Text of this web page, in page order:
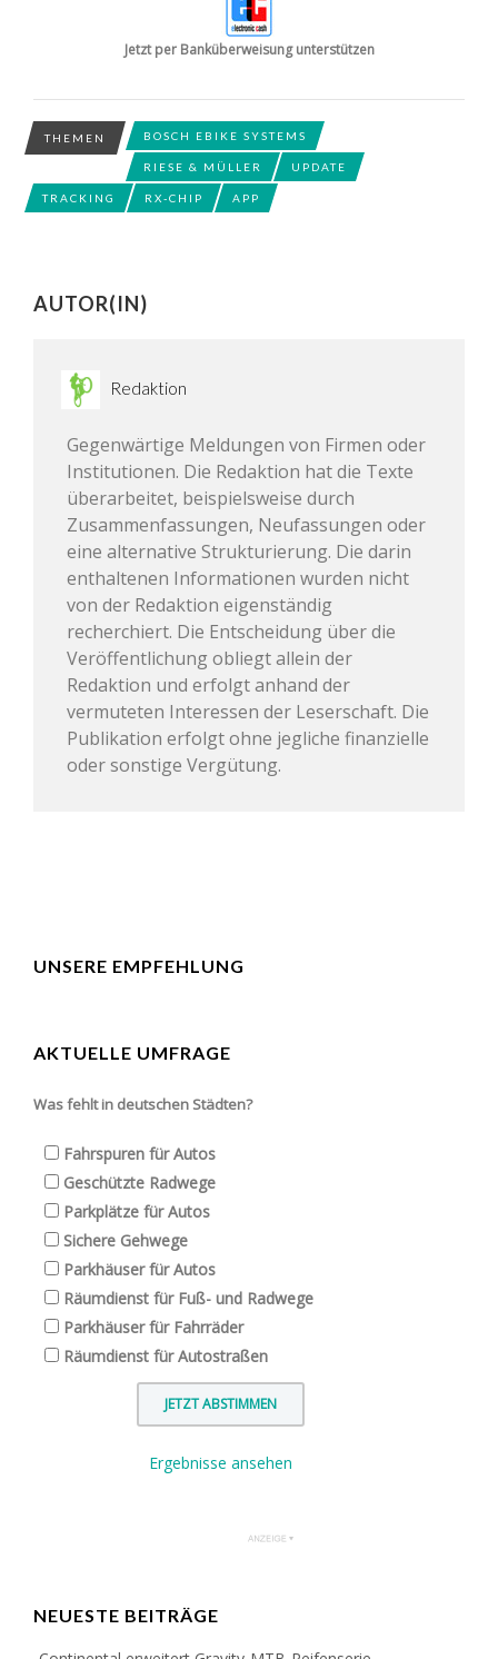
Jetzt per Banküberweisung unterstützen
THEMEN BOSCH EBIKE SYSTEMS
RIESE & MÜLLER UPDATE
TRACKING RX-CHIP APP
AUTOR(IN)
Redaktion
Gegenwärtige Meldungen von Firmen oder
Institutionen. Die Redaktion hat die Texte
überarbeitet, beispielsweise durch
Zusammenfassungen, Neufassungen oder
eine alternative Strukturierung. Die darin
enthaltenen Informationen wurden nicht
von der Redaktion eigenständig
recherchiert. Die Entscheidung über die
Veröffentlichung obliegt allein der
Redaktion und erfolgt anhand der
vermuteten Interessen der Leserschaft. Die
Publikation erfolgt ohne jegliche finanzielle
oder sonstige Vergütung.
UNSERE EMPFEHLUNG
AKTUELLE UMFRAGE
Was fehlt in deutschen Städten?
Fahrspuren für Autos
Geschützte Radwege
Parkplätze für Autos
Sichere Gehwege
Parkhäuser für Autos
Räumdienst für Fuß- und Radwege
Parkhäuser für Fahrräder
Räumdienst für Autostraßen
Ergebnisse ansehen
NEUESTE BEITRÄGE